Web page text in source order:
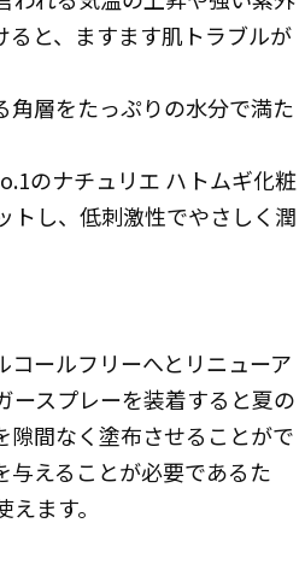
と、ますます肌トラブルが
角層をたっぷりの水分で満た
のナチュリエ ハトムギ化粧
トし、低刺激性でやさしく潤
ールフリーへとリニューア
ースプレーを装着すると夏の
隙間なく塗布させることがで
与えることが必要であるた
ます。